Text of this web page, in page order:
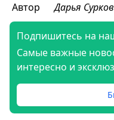
Автор Дарья
Подпишитесь на
Самые важные
интересно и